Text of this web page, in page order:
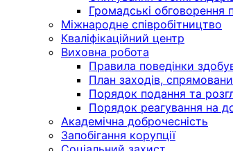
Громадські обговорення
Міжнародне співробітництво
Кваліфікаційний центр
Виховна робота
Правила поведінки
План заходів,
Порядок подання та
Порядок реагування на
Академічна доброчесність
Запобігання корупції